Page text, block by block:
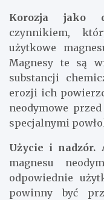
Korozja jako
czynnikiem,
użytkowe
Magnesy te są
substancji
erozji ich
neodymowe
specjalnymi
Użycie i nadzór.
magnesu
odpowiednie
powinny być